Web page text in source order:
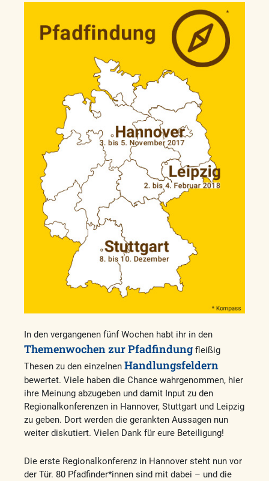
In den vergangenen fünf Wochen habt ihr in den
Themenwochen zur Pfadfindungfleißig
Thesen zu den einzelnen Handlungsfeldern
bewertet. Viele haben die Chance wahrgenommen, hier
ihre Meinung abzugeben und damit Input zu den
Regionalkonferenzen in Hannover, Stuttgart und Leipzig
zu geben. Dort werden die gerankten Aussagen nun
weiter diskutiert. Vielen Dank für eure Beteiligung!
Die erste Regionalkonferenz in Hannover steht nun vor
der Tür. 80 Pfadfinder*innen sind mit dabei – und die